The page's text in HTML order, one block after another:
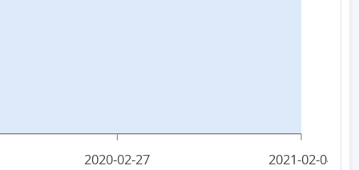
2020-02-27 2021-02-04